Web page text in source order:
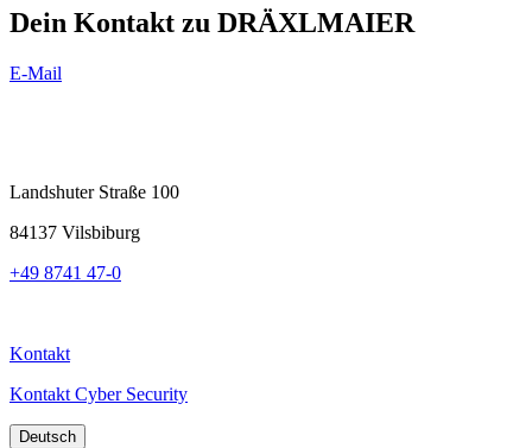
Dein Kontakt zu DRÄXLMAIER
E-Mail
Landshuter Straße 100
84137 Vilsbiburg
+49 8741 47-0
Kontakt
Kontakt Cyber Security
Deutsch